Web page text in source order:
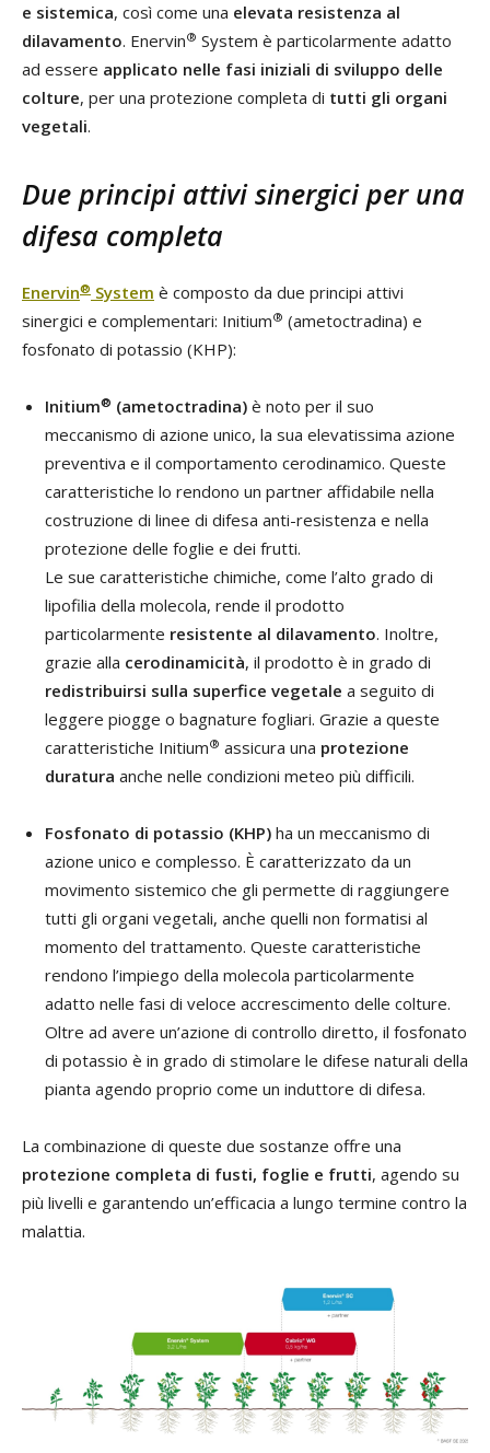
e sistemica, così come una elevata resistenza al
dilavamento. Enervin® System è particolarmente adatto
ad essere applicato nelle fasi iniziali di sviluppo delle
colture, per una protezione completa di tutti gli organi
vegetali.
Due principi attivi sinergici per una
difesa completa
Enervin® System è composto da due principi attivi
sinergici e complementari: Initium® (ametoctradina) e
fosfonato di potassio (KHP):
Initium® (ametoctradina) è noto per il suo
meccanismo di azione unico, la sua elevatissima azione
preventiva e il comportamento cerodinamico. Queste
caratteristiche lo rendono un partner affidabile nella
costruzione di linee di difesa anti-resistenza e nella
protezione delle foglie e dei frutti.
Le sue caratteristiche chimiche, come l’alto grado di
lipofilia della molecola, rende il prodotto
particolarmente resistente al dilavamento. Inoltre,
grazie alla cerodinamicità, il prodotto è in grado di
redistribuirsi sulla superfice vegetale a seguito di
leggere piogge o bagnature fogliari. Grazie a queste
caratteristiche Initium® assicura una protezione
duratura anche nelle condizioni meteo più difficili.
Fosfonato di potassio (KHP) ha un meccanismo di
azione unico e complesso. È caratterizzato da un
movimento sistemico che gli permette di raggiungere
tutti gli organi vegetali, anche quelli non formatisi al
momento del trattamento. Queste caratteristiche
rendono l’impiego della molecola particolarmente
adatto nelle fasi di veloce accrescimento delle colture.
Oltre ad avere un’azione di controllo diretto, il fosfonato
di potassio è in grado di stimolare le difese naturali della
pianta agendo proprio come un induttore di difesa.
La combinazione di queste due sostanze offre una
protezione completa di fusti, foglie e frutti, agendo su
più livelli e garantendo un’efficacia a lungo termine contro la
malattia.